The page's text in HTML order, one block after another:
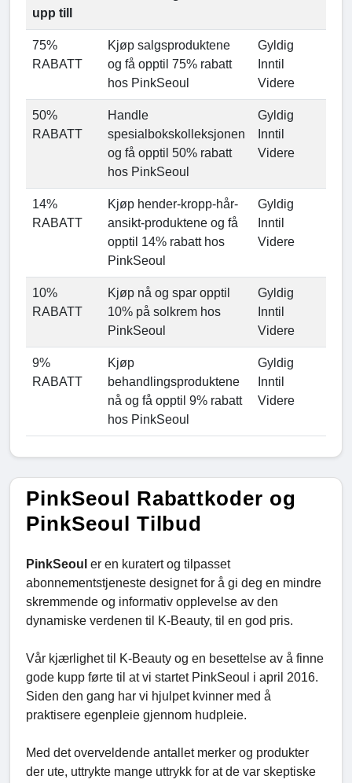
upp till
75%
RABATT
Kjøp salgsproduktene
og få opptil 75% rabatt
hos PinkSeoul
Gyldig
Inntil
Videre
50%
RABATT
Handle
spesialbokskolleksjonen
og få opptil 50% rabatt
hos PinkSeoul
Gyldig
Inntil
Videre
14%
RABATT
Kjøp hender-kropp-hår-
ansikt-produktene og få
opptil 14% rabatt hos
PinkSeoul
Gyldig
Inntil
Videre
10%
RABATT
Kjøp nå og spar opptil
10% på solkrem hos
PinkSeoul
Gyldig
Inntil
Videre
9%
RABATT
Kjøp
behandlingsproduktene
nå og få opptil 9% rabatt
hos PinkSeoul
Gyldig
Inntil
Videre
PinkSeoul Rabattkoder og
PinkSeoul Tilbud
PinkSeoul er en kuratert og tilpasset
abonnementstjeneste designet for å gi deg en mindre
skremmende og informativ opplevelse av den
dynamiske verdenen til K-Beauty, til en god pris.
Vår kjærlighet til K-Beauty og en besettelse av å finne
gode kupp førte til at vi startet PinkSeoul i april 2016.
Siden den gang har vi hjulpet kvinner med å
praktisere egenpleie gjennom hudpleie.
Med det overveldende antallet merker og produkter
der ute, uttrykte mange uttrykk for at de var skeptiske